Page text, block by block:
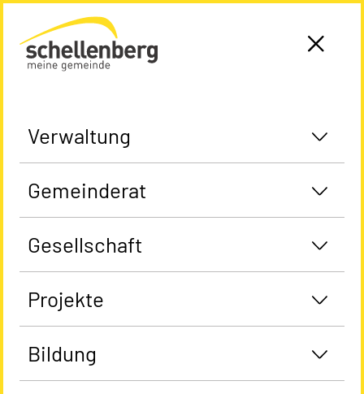
Gemeinde Schellenberg Startseite
Verwaltung
Gemeinderat
Gesellschaft
Projekte
Bildung